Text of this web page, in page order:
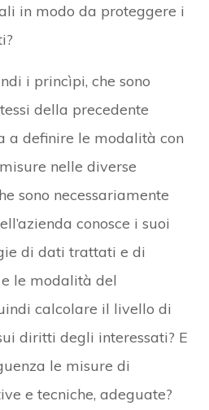
in modo da proteggere i
i princìpi, che sono
della precedente
a definire le modalità con
nelle diverse
sono necessariamente
conosce i suoi
di dati trattati e di
le modalità del
calcolare il livello di
diritti degli interessati? E
le misure di
e tecniche, adeguate?